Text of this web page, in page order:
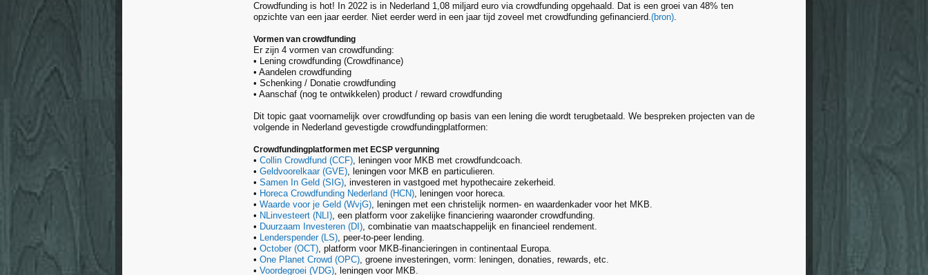
Crowdfunding is hot! In 2022 is in Nederland 1,08 miljard euro via crowdfunding opgehaald. Dat is een groei van 48% ten
opzichte van een jaar eerder. Niet eerder werd in een jaar tijd zoveel met crowdfunding gefinancierd.(bron).
Vormen van crowdfunding
Er zijn 4 vormen van crowdfunding:
• Lening crowdfunding (Crowdfinance)
• Aandelen crowdfunding
• Schenking / Donatie crowdfunding
• Aanschaf (nog te ontwikkelen) product / reward crowdfunding
Dit topic gaat voornamelijk over crowdfunding op basis van een lening die wordt terugbetaald. We bespreken projecten van de
volgende in Nederland gevestigde crowdfundingplatformen:
Crowdfundingplatformen met ECSP vergunning
• Collin Crowdfund (CCF), leningen voor MKB met crowdfundcoach.
• Geldvoorelkaar (GVE), leningen voor MKB en particulieren.
• Samen In Geld (SIG), investeren in vastgoed met hypothecaire zekerheid.
• Horeca Crowdfunding Nederland (HCN), leningen voor horeca.
• Waarde voor je Geld (WvjG), leningen met een christelijk normen- en waardenkader voor het MKB.
• NLinvesteert (NLI), een platform voor zakelijke financiering waaronder crowdfunding.
• Duurzaam Investeren (DI), combinatie van maatschappelijk en financieel rendement.
• Lenderspender (LS), peer-to-peer lending.
• October (OCT), platform voor MKB-financieringen in continentaal Europa.
• One Planet Crowd (OPC), groene investeringen, vorm: leningen, donaties, rewards, etc.
• Voordegroei (VDG), leningen voor MKB.